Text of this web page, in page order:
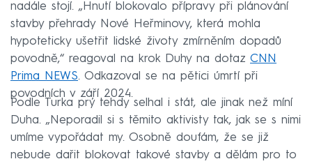
nadále stojí. „Hnutí blokovalo přípravy při plánování
stavby přehrady Nové Heřminovy, která mohla
hypoteticky ušetřit lidské životy zmírněním dopadů
povodně,“ reagoval na krok Duhy na dotaz CNN
Prima NEWS. Odkazoval se na pětici úmrtí při
povodních v září 2024.
Podle Turka prý tehdy selhal i stát, ale jinak než míní
Duha. „Neporadil si s těmito aktivisty tak, jak se s nimi
umíme vypořádat my. Osobně doufám, že se již
nebude dařit blokovat takové stavby a dělám pro to